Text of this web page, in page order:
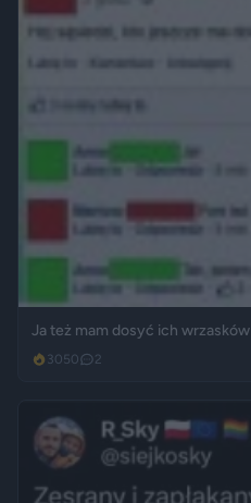
Ja też mam dosyć ich wrzasków
3050 2